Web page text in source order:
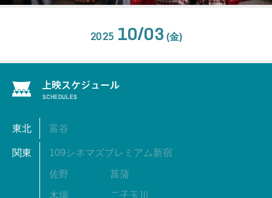
2025 10/03 (金)
東北 富谷
関東 109シネマズプレミアム新宿
佐野 菖蒲
木場 二子玉川